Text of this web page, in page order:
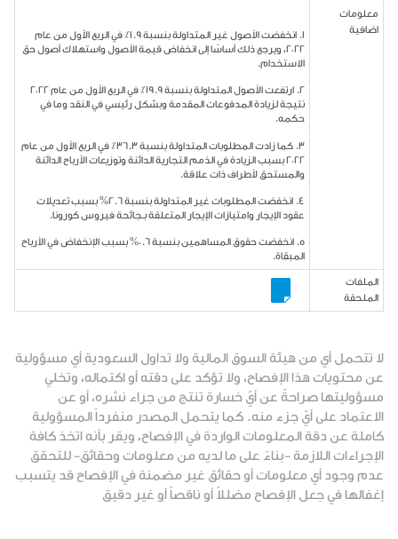
معلومات
اضافية
1. انخفضت الأصول غير المتداولة بنسبة 1.9٪ في الربع الأول من عام
2022، ويرجع ذلك أساسًا إلى انخفاض قيمة الأصول واستهلاك أصول حق
الاستخدام.
2. ارتفعت الأصول المتداولة بنسبة 19.9٪ في الربع الأول من عام 2022
نتيجة لزيادة المدفوعات المقدمة وبشكل رئيسي في النقد وما في
حكمه.
3. كما زادت المطلوبات المتداولة بنسبة 36.3٪ في الربع الأول من عام
2022 بسبب الزيادة في الذمم التجارية الدائنة وتوزيعات الأرباح الدائنة
والمستحق لأطراف ذات علاقة.
4. انخفضت المطلوبات غير المتداولة بنسبة 2.6% بسبب تعديلات
عقود الإيجار وامتيازات الإيجار المتعلقة بـجائحة فيروس كورونا.
5. انخفضت حقوق المساهمين بنسبة 0.6% بسبب الإنخفاض في الأرباح
المبقاة.
الملفات
الملحقة
لا تتحمل أي من هيئة السوق المالية ولا تداول السعودية أي مسؤولية
عن محتويات هذا الإفصاح، ولا تؤكد على دقته أو اكتماله، وتخلي
مسؤوليتها صراحةً عن أيّ خسارة تنتج من جراء نشره، أو عن
الاعتماد على أيّ جزء منه. كما يتحمل المصدر منفرداً المسؤولية
كاملة عن دقة المعلومات الواردة في الإفصاح، ويقر بأنه اتخذ كافة
الإجراءات اللازمة -بناءً على ما لديه من معلومات وحقائق- للتحقق
عدم وجود أي معلومات أو حقائق غير مضمنة في الإفصاح قد يتسبب
إغفالها في جعل الإفصاح مضللاً أو ناقصاً أو غير دقيق